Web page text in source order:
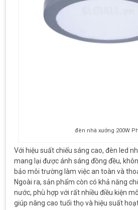
đèn nhà xưởng 200W
Với hiệu suất chiếu sáng cao, đèn led
mang lại được ánh sáng đồng đều,
bảo môi trường làm việc an toàn và
Ngoài ra, sản phẩm còn có khả năng
nước, phù hợp với rất nhiều điều kiện
giúp nâng cao tuổi thọ và hiệu suất